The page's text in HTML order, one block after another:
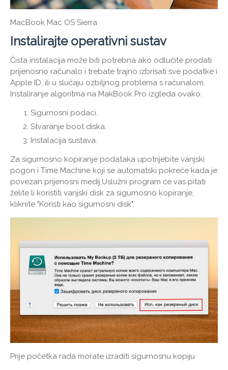
MacBook Mac OS Sierra
Instalirajte operativni sustav
Čista instalacija može biti potrebna ako odlučite prodati
prijenosno računalo i trebate trajno izbrisati sve podatke i
Apple ID, ili u slučaju ozbiljnog problema s računalom.
Instaliranje algoritma na MakBook Pro izgleda ovako:
Sigurnosni podaci.
Stvaranje boot diska.
Instalacija sustava.
Za sigurnosno kopiranje podataka upotrijebite vanjski
pogon i Time Machine koji se automatski pokreće kada je
povezan prijenosni medij.Uslužni program će vas pitati
želite li koristiti vanjski disk za sigurnosno kopiranje,
kliknite "Koristi kao sigurnosni disk".
Prije početka rada morate izraditi sigurnosnu kopiju